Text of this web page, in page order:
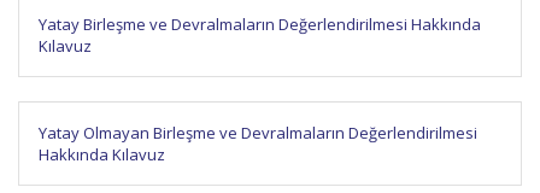
Yatay Birleşme ve Devralmaların Değerlendirilmesi Hakkında
Kılavuz
Yatay Olmayan Birleşme ve Devralmaların Değerlendirilmesi
Hakkında Kılavuz